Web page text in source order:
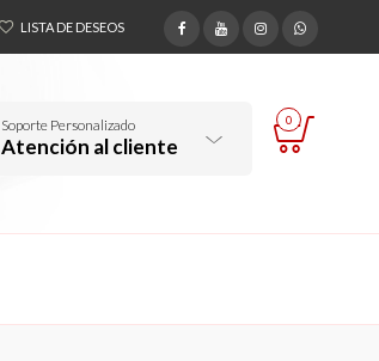
LISTA DE DESEOS
Soporte Personalizado
Atención al cliente
0